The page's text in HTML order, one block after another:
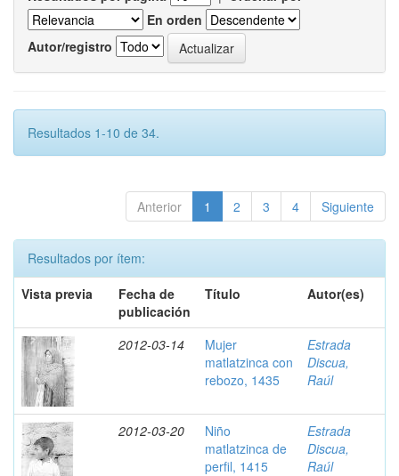
En orden
Autor/registro
Resultados 1-10 de 34.
Anterior 1 2 3 4 Siguiente
Resultados por ítem:
Vista previa
Fecha de
publicación
Título Autor(es)
2012-03-14
Mujer
matlatzinca con
rebozo, 1435
Estrada
Discua,
Raúl
2012-03-20
Niño
matlatzinca de
perfil, 1415
Estrada
Discua,
Raúl